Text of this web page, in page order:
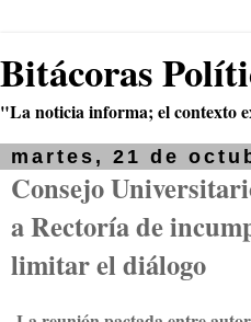
Bitácoras
"La noticia informa; el contexto
martes, 21 de
Consejo
a Rectoría de
limitar el diálogo